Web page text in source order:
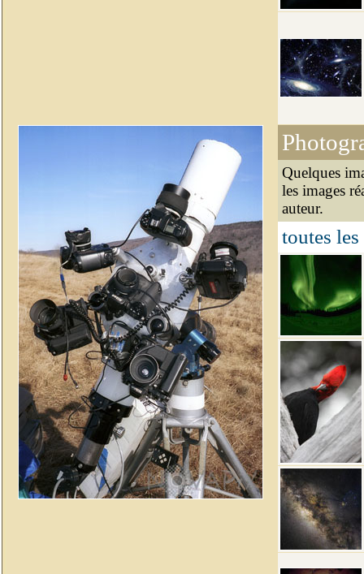
Quelques
les images
auteur.
toutes